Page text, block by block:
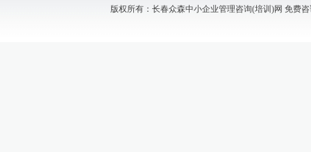
版权所有：长春众森中小企业管理咨询(培训)网 免费咨